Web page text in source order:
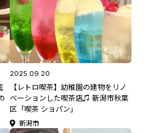
2025.09.20
【レトロ喫茶】幼稚園の建物をリノ
ベーションした喫茶店♫ 新潟市秋葉
区「喫茶 ショパン」
新潟市